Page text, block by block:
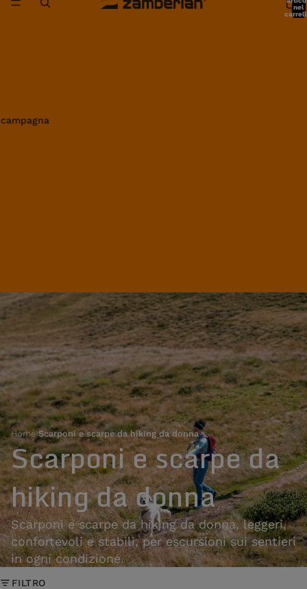
nel
Home›Scarponi e scarpe da hiking da donna
Scarponi e scarpe da
hiking da donna
Scarponi e scarpe da hiking da donna, leggeri,
confortevoli e stabili, per escursioni sui sentieri
in ogni condizione.
FILTRO